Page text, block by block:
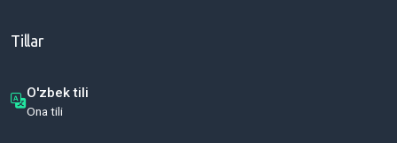
Tillar
O'zbek tili
Ona tili